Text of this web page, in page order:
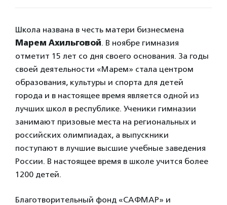
Школа названа в честь матери бизнесмена
Марем Ахильговой. В ноябре гимназия
отметит 15 лет со дня своего основания. За годы
своей деятельности «Марем» стала центром
образования, культуры и спорта для детей
города и в настоящее время является одной из
лучших школ в республике. Ученики гимназии
занимают призовые места на региональных и
российских олимпиадах, а выпускники
поступают в лучшие высшие учебные заведения
России. В настоящее время в школе учится более
1200 детей.
Благотворительный фонд «САФМАР» и